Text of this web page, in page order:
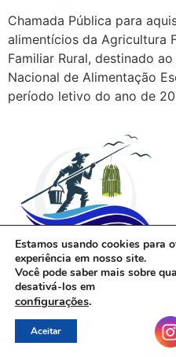
Chamada Pública para
alimentícios da Agricultura
Familiar Rural, destinado
Nacional de Alimentação
período letivo do ano de
Todos os
Estamos usando cookies para
experiência em nosso site.
Você pode saber mais sobre
desativá-los em
configurações.
Aceitar